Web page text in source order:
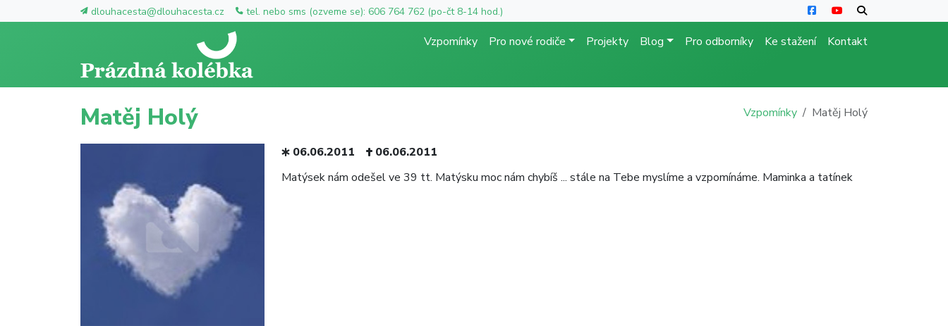
dlouhacesta@dlouhacesta.cz tel. nebo sms (ozveme se): 606 764 762 (po-čt 8-14 hod.)
Vzpomínky Pro nové rodiče Projekty Blog Pro odborníky Ke stažení Kontakt
Vzpomínky Matěj Holý
Matěj Holý
06.06.2011
06.06.2011
Matýsek nám odešel ve 39 tt. Matýsku moc nám chybíš ... stále na Tebe myslíme a vzpomínáme. Maminka a tatínek